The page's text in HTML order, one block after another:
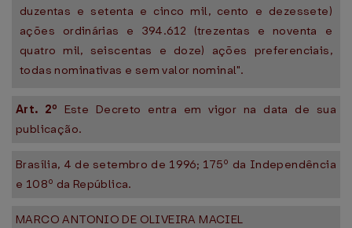
duzentas e setenta e cinco mil, cento e dezessete)
ações ordinárias e 394.612 (trezentas e noventa e
quatro mil, seiscentas e doze) ações preferenciais,
todas nominativas e sem valor nominal".
Art. 2º Este Decreto entra em vigor na data de sua
publicação.
Brasília, 4 de setembro de 1996; 175º da Independência
e 108º da República.
MARCO ANTONIO DE OLIVEIRA MACIEL